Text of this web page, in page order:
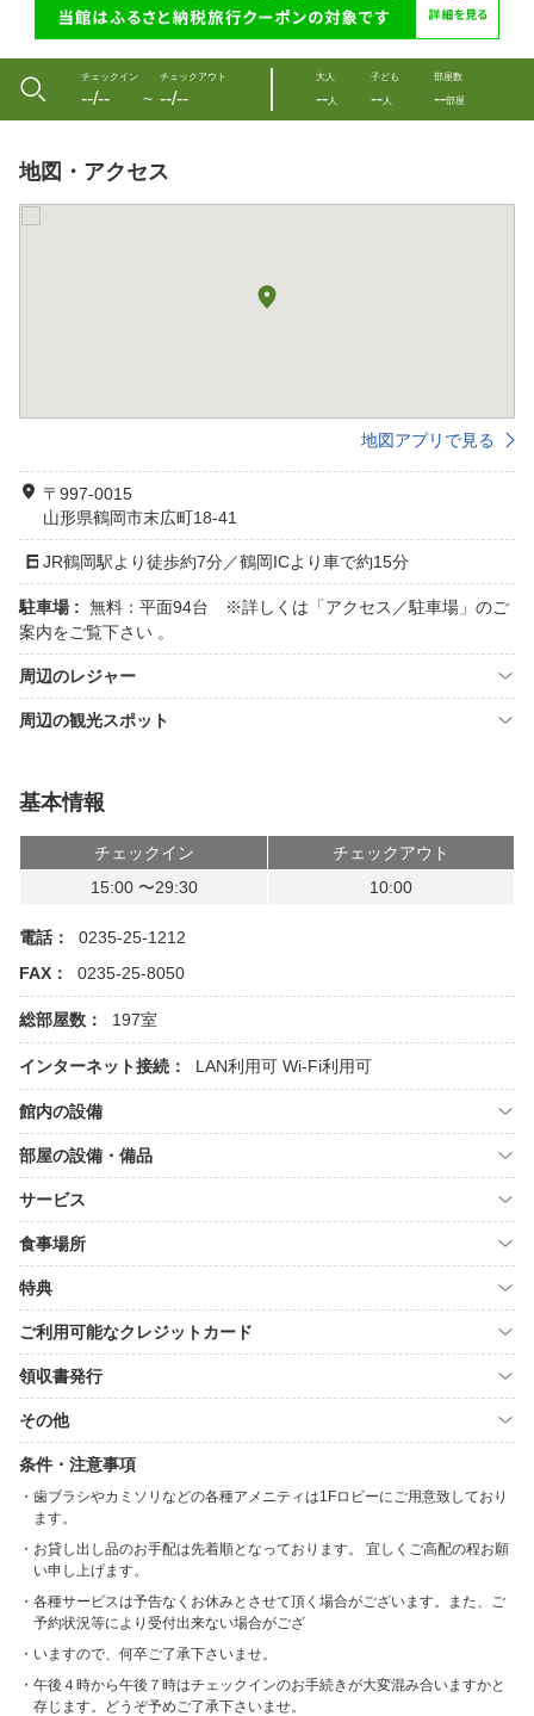
チェックイン
--/-- 〜
チェックアウト
--/--
大人
--人
子ども
--人
部屋数
--部屋
地図・アクセス
地図アプリで見る
〒997-0015
山形県鶴岡市末広町18-41
JR鶴岡駅より徒歩約7分／鶴岡ICより車で約15分
駐車場 : 無料：平面94台 ※詳しくは「アクセス／駐車場」のご
案内をご覧下さい 。
周辺のレジャー
周辺の観光スポット
基本情報
チェックイン
チェックアウト
15:00 〜29:30
10:00
電話：
0235-25-1212
FAX：
0235-25-8050
総部屋数： 197室
インターネット接続： LAN利用可 Wi-Fi利用可
館内の設備
部屋の設備・備品
サービス
食事場所
特典
ご利用可能なクレジットカード
領収書発行
その他
条件・注意事項
歯ブラシやカミソリなどの各種アメニティは1Fロビーにご用意致しており
ます。
お貸し出し品のお手配は先着順となっております。 宜しくご高配の程お願
い申し上げます。
各種サービスは予告なくお休みとさせて頂く場合がございます。また、ご
予約状況等により受付出来ない場合がござ
いますので、何卒ご了承下さいませ。
午後４時から午後７時はチェックインのお手続きが大変混み合いますかと
存じます。どうぞ予めご了承下さいませ。